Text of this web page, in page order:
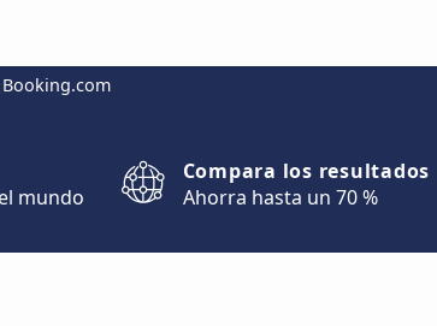
mundo
Compara los resultados
Ahorra hasta un 70 %